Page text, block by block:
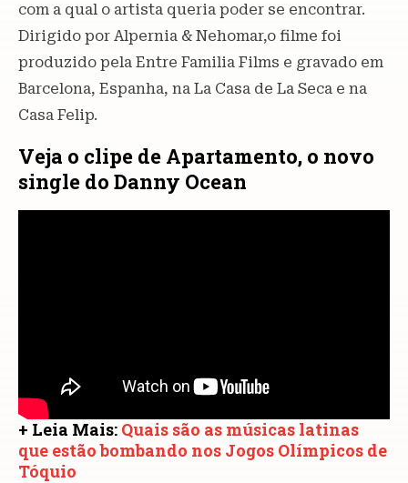
com a qual o artista queria poder se encontrar.
Dirigido por Alpernia & Nehomar,o filme foi
produzido pela Entre Familia Films e gravado em
Barcelona, Espanha, na La Casa de La Seca e na
Casa Felip.
Veja o clipe de Apartamento, o novo
single do Danny Ocean
+ Leia Mais: Quais são as músicas latinas
que estão bombando nos Jogos Olímpicos de
Tóquio